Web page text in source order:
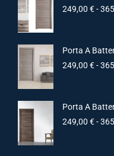
249,00 €-
Porta A
249,00 €-
Porta A
249,00 €-